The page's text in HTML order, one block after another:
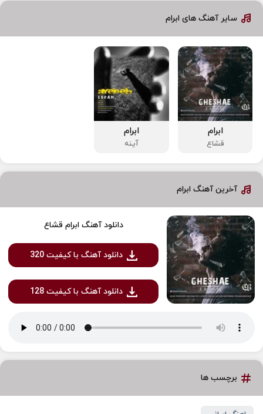
سایر آهنگ های ابرام
ابرام
قشاع
ابرام
آینه
آخرین آهنگ ابرام
دانلود آهنگ ابرام قشاع
دانلود آهنگ با کیفیت 320
دانلود آهنگ با کیفیت 128
برچسب ها